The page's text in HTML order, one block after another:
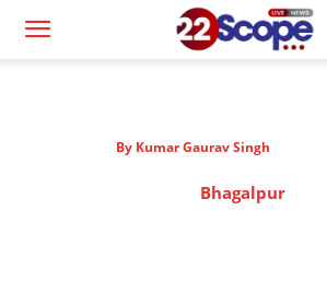
By Kumar Gaurav Singh
Bhagalpur